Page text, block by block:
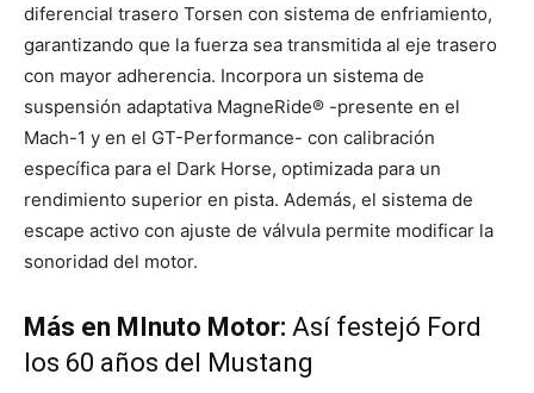
diferencial trasero Torsen con sistema de enfriamiento,
garantizando que la fuerza sea transmitida al eje trasero
con mayor adherencia. Incorpora un sistema de
suspensión adaptativa MagneRide® -presente en el
Mach-1 y en el GT-Performance- con calibración
específica para el Dark Horse, optimizada para un
rendimiento superior en pista. Además, el sistema de
escape activo con ajuste de válvula permite modificar la
sonoridad del motor.
Más en MInuto Motor: Así festejó Ford
los 60 años del Mustang